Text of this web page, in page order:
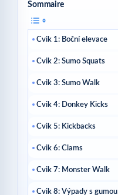
Sommaire
Cvik 1: Boční elevace
Cvik 2: Sumo Squats
Cvik 3: Sumo Walk
Cvik 4: Donkey Kicks
Cvik 5: Kickbacks
Cvik 6: Clams
Cvik 7: Monster Walk
Cvik 8: Výpady s gumou